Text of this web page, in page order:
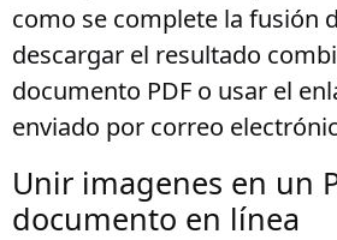
como se complete la fusión
descargar el resultado
documento PDF o usar el
enviado por correo
Unir imagenes en un
documento en línea